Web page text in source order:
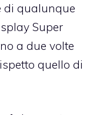
di qualunque
Super
a due volte
quello di